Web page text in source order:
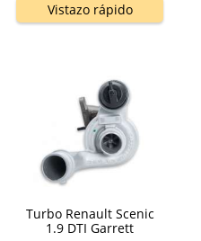
Vistazo rápido
Turbo Renault Scenic
1.9 DTI Garrett